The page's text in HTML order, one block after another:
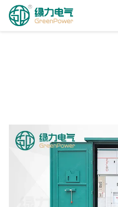
Tungkol Sa Amin
Mga Solusyon